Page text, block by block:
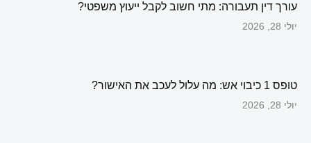
עורך דין תעבורה: מתי חשוב לקבל ייעוץ משפטי?
יולי 28, 2026
טופס 1 כיבוי אש: מה עלול לעכב את האישור?
יולי 28, 2026